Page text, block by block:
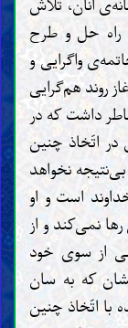
آنان، تلاش
راه حل و طرح
واگرایی و
روند هم‌گرایی
داشت که در
اتّخاذ چنین
نخواهد
است و او
نمی‌کند و از
از سوی خود
که به سان
اتّخاذ چنین